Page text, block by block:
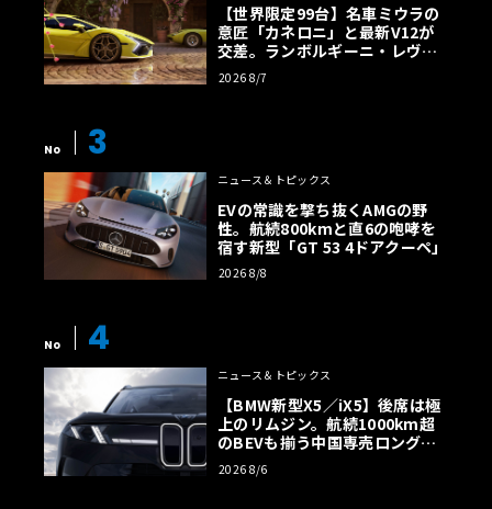
【世界限定99台】名車ミウラの
意匠「カネロニ」と最新V12が
交差。ランボルギーニ・レヴエ
ルトに60周年記念車が登場
2026 8/7
No 3
ニュース＆トピックス
EVの常識を撃ち抜くAMGの野
性。航続800kmと直6の咆哮を
宿す新型「GT 53 4ドアクーペ」
2026 8/8
No 4
ニュース＆トピックス
【BMW新型X5／iX5】後席は極
上のリムジン。航続1000km超
のBEVも揃う中国専売ロング仕
様の全貌
2026 8/6